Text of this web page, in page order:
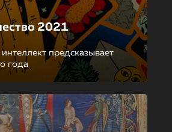
2021
предсказывает
года